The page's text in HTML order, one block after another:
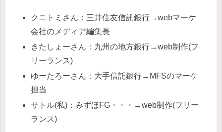
クニトミさん：三井住友信託銀行→webマーケ
会社のメディア編集長
きたしょーさん：九州の地方銀行→web制作(フ
リーランス)
ゆーたろーさん：大手信託銀行→MFSのマーケ
担当
サトル(私)：みずほFG・・・→web制作(フリー
ランス)